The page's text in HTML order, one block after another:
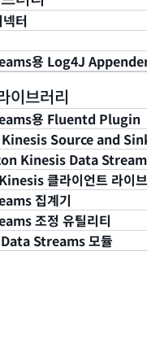
을 사용한 리소스
AWS에서 스트리밍 데
간을 며칠까지 단축합
고 빠르게 사용자 지정
한 커넥터를 제공합니
빌드 파일도 포함되어 있
러리 버전은 Amazon
로지에 추가하여
지, 리플레이 서비스로
림과Apache Storm을
.
터
가 Amazon
커넥터에 대한 자주
용하면 모바일 애플
수 있습니다.
| 안드로이드에 대해 자세
용 Log4J
출력을 직접 Amazon
를 구현합니다.
이브러리
용 Fluentd Plugin
데이터 스트림에 데이
Source and
Source and
Kinesis Data
를 사용해 입력
클라이언트 라이
Library 다중 언어
집계기
에서 수집된 시계열 데
조정 유틸리티
의 샤드 수 조정이 가
Streams 모듈